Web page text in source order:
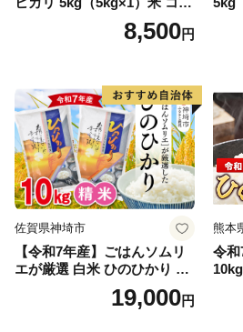
ヒカリ こしひかり お米 白米
精米 5キロ おこめ こめ コメ
野町産 Elevation
8,500円
(土
高
佐賀県神埼市
【令和7年産】ごはんソムリ
エが厳選 白米 ひのひかり 10
米 10kg 5kg×2 ひのひかり ブ
19,000円
熊本
令和
(土
令